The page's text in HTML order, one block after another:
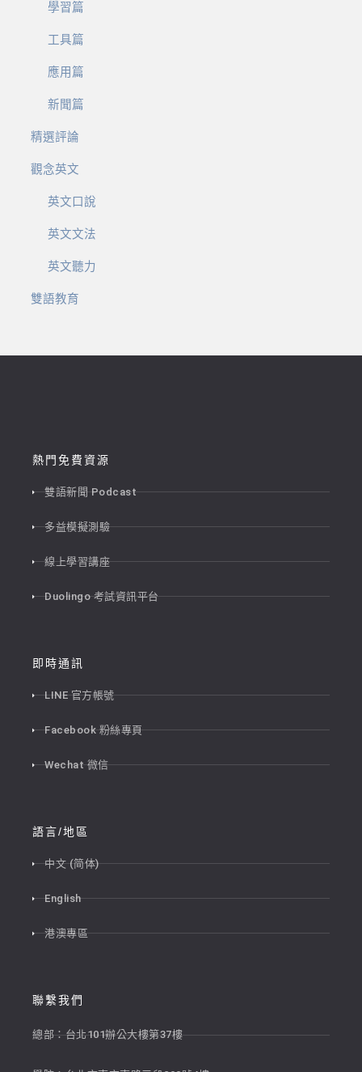
學習篇
工具篇
應用篇
新聞篇
精選評論
觀念英文
英文口說
英文文法
英文聽力
雙語教育
熱門免費資源
雙語新聞 Podcast
多益模擬測驗
線上學習講座
Duolingo 考試資訊平台
即時通訊
LINE 官方帳號
Facebook 粉絲專頁
Wechat 微信
語言/地區
中文 (简体)
English
港澳專區
聯繫我們
總部：台北101辦公大樓第37樓